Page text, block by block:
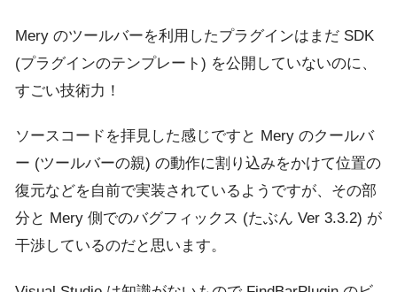
Mery のツールバーを利用したプラグインはまだ SDK
(プラグインのテンプレート) を公開していないのに、
すごい技術力！
ソースコードを拝見した感じですと Mery のクールバ
ー (ツールバーの親) の動作に割り込みをかけて位置の
復元などを自前で実装されているようですが、その部
分と Mery 側でのバグフィックス (たぶん Ver 3.3.2) が
干渉しているのだと思います。